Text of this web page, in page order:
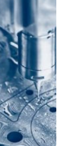
مخصص 1-100000
أجزاء